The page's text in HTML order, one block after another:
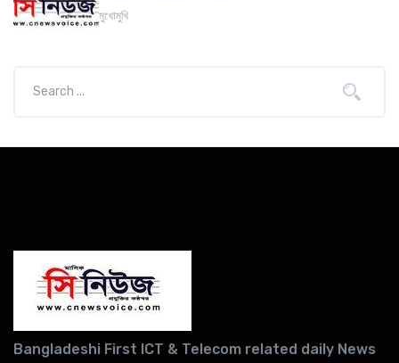
মুখোমুখি
Bangladeshi First ICT & Telecom related daily News